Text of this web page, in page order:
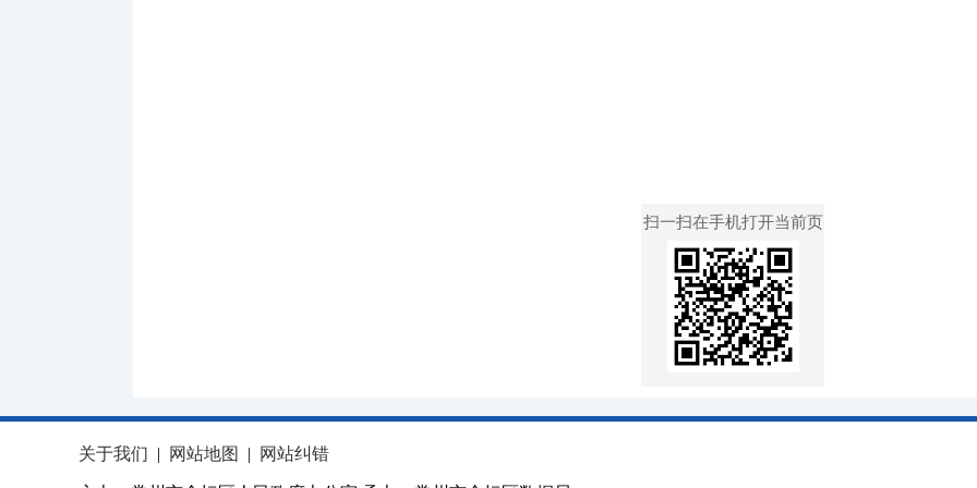
扫一扫在手机打开当前页
关于我们 | 网站地图 | 网站纠错